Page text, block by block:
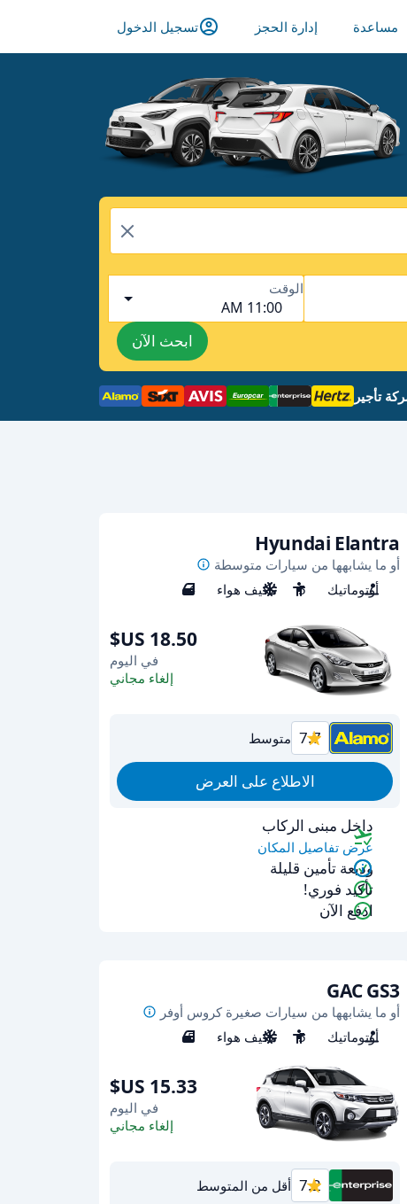
مساعدة إدارة الحجز تسجيل الدخول
الوقت
11:00 AM
ابحث الآن
Hyundai Elantra
أو ما يشابهها من سيارات متوسطة
أوتوماتيك
5 مكيف هواء 4
في اليوم
إلغاء مجاني
7.7 متوسط
الاطلاع على العرض
داخل مبنى الركاب
عرض تفاصيل المكان
وديعة تأمين قليلة
تأكيد فوري!
ادفع الآن
GAC GS3
أو ما يشابهها من سيارات صغيرة كروس أوفر
أوتوماتيك
5 مكيف هواء 5
في اليوم
إلغاء مجاني
7.2 أقل من المتوسط